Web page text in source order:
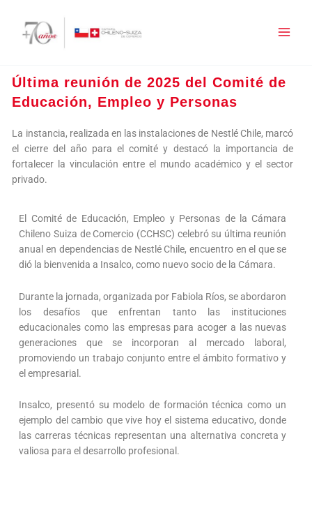
contenido
Última reunión de 2025 del Comité de
Educación, Empleo y Personas
La instancia, realizada en las instalaciones de Nestlé Chile, marcó
el cierre del año para el comité y destacó la importancia de
fortalecer la vinculación entre el mundo académico y el sector
privado.
El Comité de Educación, Empleo y Personas de la Cámara
Chileno Suiza de Comercio (CCHSC) celebró su última reunión
anual en dependencias de Nestlé Chile, encuentro en el que se
dió la bienvenida a Insalco, como nuevo socio de la Cámara.
Durante la jornada, organizada por Fabiola Ríos, se abordaron
los desafíos que enfrentan tanto las instituciones
educacionales como las empresas para acoger a las nuevas
generaciones que se incorporan al mercado laboral,
promoviendo un trabajo conjunto entre el ámbito formativo y
el empresarial.
Insalco, presentó su modelo de formación técnica como un
ejemplo del cambio que vive hoy el sistema educativo, donde
las carreras técnicas representan una alternativa concreta y
valiosa para el desarrollo profesional.